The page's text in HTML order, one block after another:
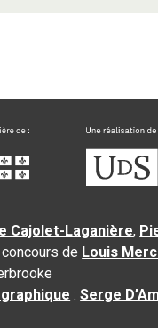
Cajolet-Laganière,
de Louis
:Serge